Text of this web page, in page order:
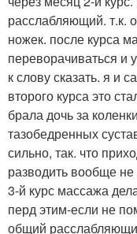
расслабляющий. т.к.
ножек. после курса
переворачиваться и
к слову сказать. я и
второго курса это
брала дочь за
тазобедренных
сильно, так. что
разводить вообще
3-й курс массажа
перд этим-если не
общий